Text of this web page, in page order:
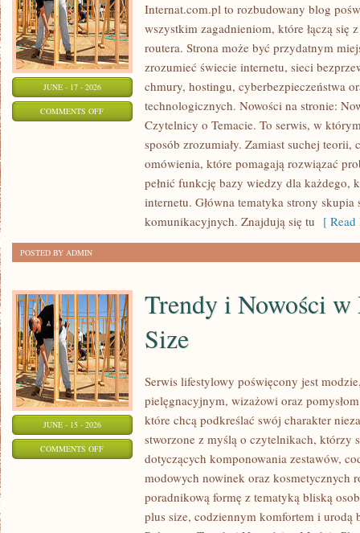
JUNE - 17 - 2026
COMMENTS OFFON
REGULACJE
Internat.com.pl to rozbudowany blog
wszystkim zagadnieniom, które łączą się
routera. Strona może być przydatnym
zrozumieć świecie internetu, sieci
chmury, hostingu, cyberbezpieczeństwa
technologicznych. Nowości na stronie:
Czytelnicy o Temacie. To serwis, w
sposób zrozumiały. Zamiast suchej
omówienia, które pomagają rozwiązać
pełnić funkcję bazy wiedzy dla każdego,
internetu. Główna tematyka strony skupia
komunikacyjnych. Znajdują się tu [
POSTED BY ADMIN
JUNE - 15 - 2026
COMMENTS OFFON
Trendy i Nowości w
Size
Serwis lifestylowy poświęcony jest
pielęgnacyjnym, wizażowi oraz
które chcą podkreślać swój charakter
stworzone z myślą o czytelnikach, którzy
dotyczących komponowania zestawów,
modowych nowinek oraz kosmetycznych
poradnikową formę z tematyką bliską
plus size, codziennym komfortem i urodą